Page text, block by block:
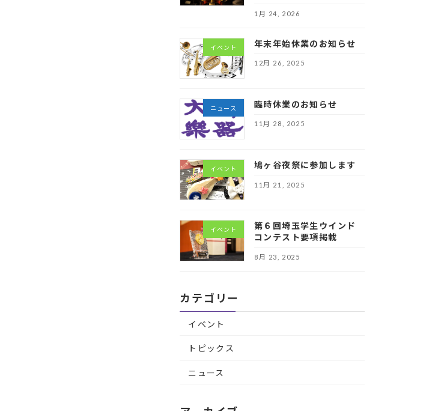
1月 24, 2026
イベント 年末年始休業のお知らせ
12月 26, 2025
ニュース 臨時休業のお知らせ
11月 28, 2025
イベント 鳩ヶ谷夜祭に参加します
11月 21, 2025
イベント
第６回埼玉学生ウインド
コンテスト要項掲載
8月 23, 2025
カテゴリー
イベント
トピックス
ニュース